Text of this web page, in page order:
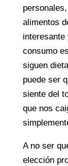
alimentos
interesante
consumo
siguen
puede ser
siente del
que nos
A no ser
elección